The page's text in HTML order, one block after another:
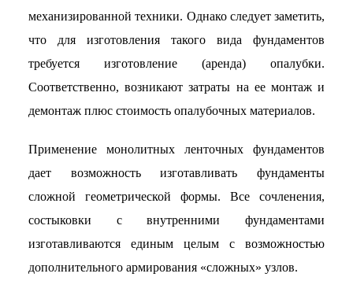
механизированной техники. Однако следует заметить,
что для изготовления такого вида фундаментов
требуется изготовление (аренда) опалубки.
Соответственно, возникают затраты на ее монтаж и
демонтаж плюс стоимость опалубочных материалов.
Применение монолитных ленточных фундаментов
дает возможность изготавливать фундаменты
сложной геометрической формы. Все сочленения,
состыковки с внутренними фундаментами
изготавливаются единым целым с возможностью
дополнительного армирования «сложных» узлов.